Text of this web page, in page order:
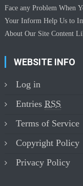
Face any Problem When
Your Inform Help Us to
About Our Site Content
WEBSITE INFO
Log in
EntriesRSS
Terms of Service
Copyright Policy
Privacy Policy